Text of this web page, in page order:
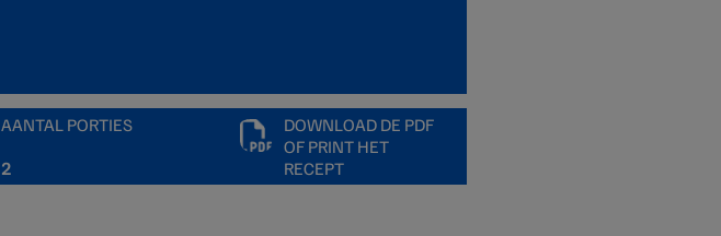
AANTAL PORTIES
2
DOWNLOAD DE PDF
OF PRINT HET
RECEPT